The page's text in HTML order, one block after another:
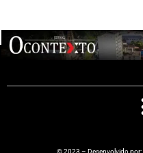
© 2023 – Desenvolvido por: